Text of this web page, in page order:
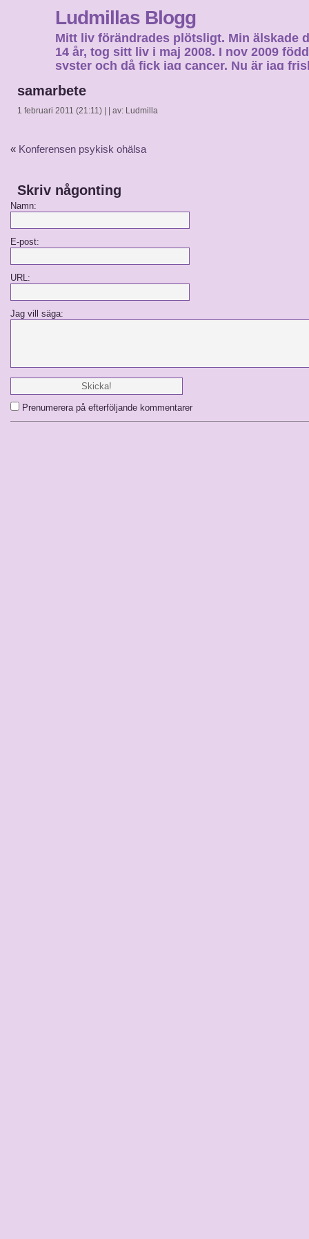
Ludmillas Blogg
Mitt liv förändrades plötsligt. Min älskade
14 år, tog sitt liv i maj 2008. I nov 2009
syster och då fick jag cancer. Nu är jag
samarbete
1 februari 2011 (21:11) | | av: Ludmilla
« Konferensen psykisk ohälsa
Skriv någonting
Namn:
E-post:
URL:
Jag vill säga:
Prenumerera på efterföljande kommentarer